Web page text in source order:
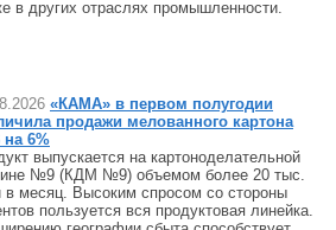
в других отраслях промышленности.
«КАМА» в первом полугодии
продажи мелованного картона
на 6%
выпускается на картоноделательной
№9 (КДМ №9) объемом более 20 тыс.
в месяц. Высоким спросом со стороны
пользуется вся продуктовая линейка.